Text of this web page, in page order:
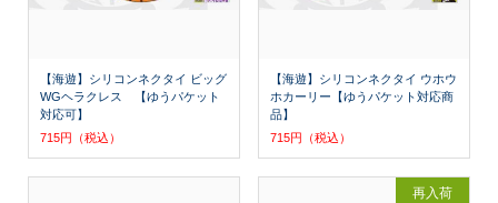
【海遊】シリコンネクタイ ビッグ
WGヘラクレス 【ゆうパケット
対応可】
715円（税込）
【海遊】シリコンネクタイ ウホウ
ホカーリー【ゆうパケット対応商
品】
715円（税込）
再入荷